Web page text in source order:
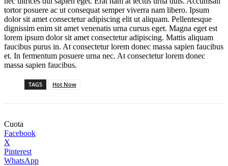
tortor posuere ac ut consequat semper viverra nam libero. Ipsum
dolor sit amet consectetur adipiscing elit ut aliquam. Pellentesque
dignissim enim sit amet venenatis urna cursus eget. Magna eget est
lorem ipsum dolor sit amet consectetur adipiscing. Mattis aliquam
faucibus purus in. At consectetur lorem donec massa sapien faucibus
et. In fermentum posuere urna nec. At consectetur lorem donec
massa sapien faucibus.
TAGS Hot Now
Cuota
Facebook
X
Pinterest
WhatsApp